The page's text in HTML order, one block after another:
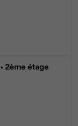
• 2ème étage